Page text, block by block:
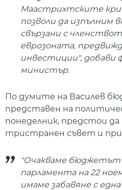
Маастрихтските
позволи да изпълним
свързани с
еврозоната,
инвестиции", добави
министър.
По думите на Василев
представен на
понеделник, предстои да
тристранен съвет и
"Очакваме бюджетът
парламента на 22
имаме забавяне с